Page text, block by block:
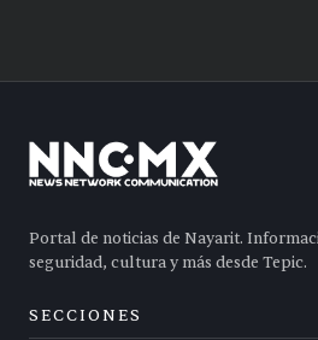
Portal de noticias de Nayarit.
seguridad, cultura y más desde Tepic.
SECCIONES